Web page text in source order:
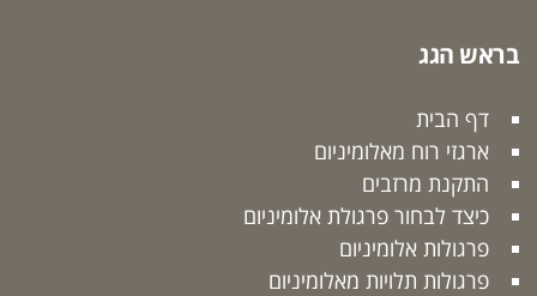
בראש הגג
דף הבית
ארגזי רוח מאלומיניום
התקנת מרזבים
כיצד לבחור פרגולת אלומיניום
פרגולות אלומיניום
פרגולות תלויות מאלומיניום